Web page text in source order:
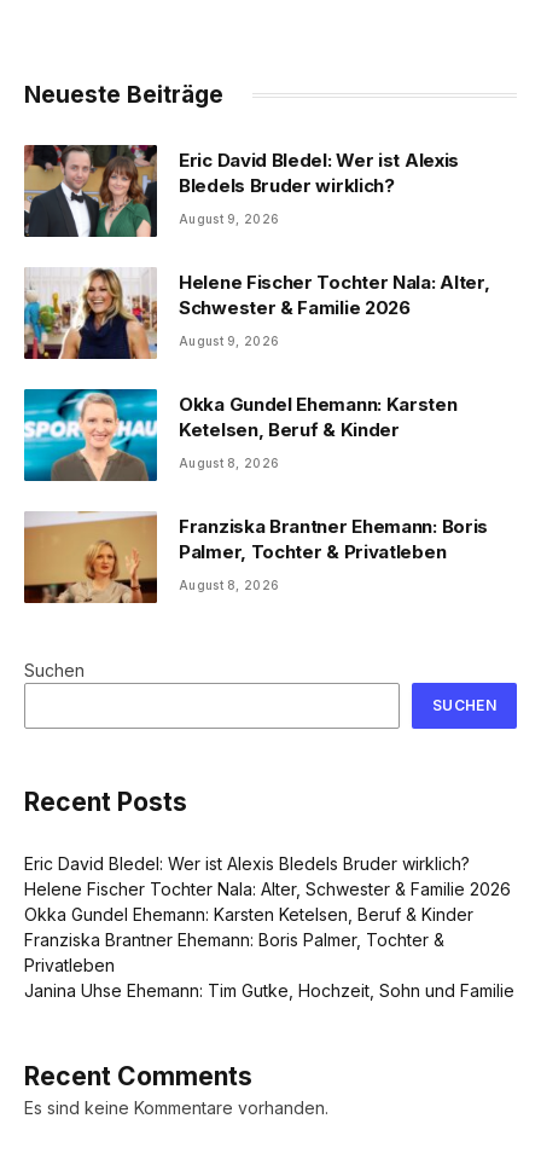
Neueste Beiträge
Eric David Bledel: Wer ist Alexis
Bledels Bruder wirklich?
August 9, 2026
Helene Fischer Tochter Nala: Alter,
Schwester & Familie 2026
August 9, 2026
Okka Gundel Ehemann: Karsten
Ketelsen, Beruf & Kinder
August 8, 2026
Franziska Brantner Ehemann: Boris
Palmer, Tochter & Privatleben
August 8, 2026
Suchen
SUCHEN
Recent Posts
Eric David Bledel: Wer ist Alexis Bledels Bruder wirklich?
Helene Fischer Tochter Nala: Alter, Schwester & Familie 2026
Okka Gundel Ehemann: Karsten Ketelsen, Beruf & Kinder
Franziska Brantner Ehemann: Boris Palmer, Tochter &
Privatleben
Janina Uhse Ehemann: Tim Gutke, Hochzeit, Sohn und Familie
Recent Comments
Es sind keine Kommentare vorhanden.